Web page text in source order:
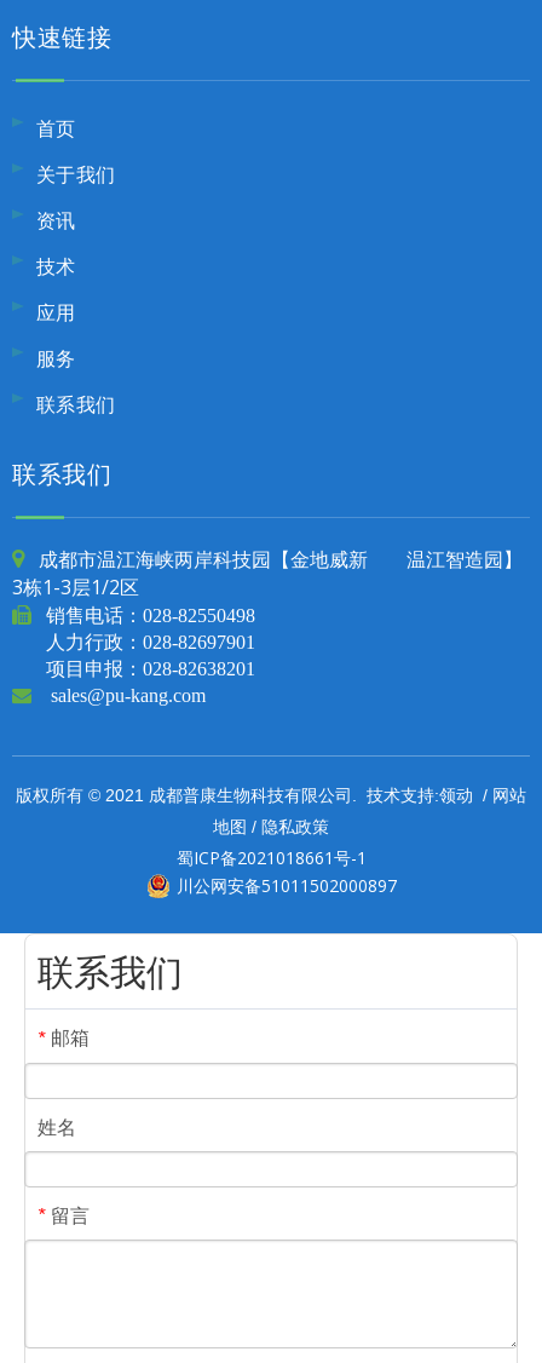
快速链接
首页
关于我们
资讯
技术
应用
服务
联系我们
联系我们

成都市温江海峡两岸科技园【金地威新 温江智造园】
3栋1-3层1/2区
 销售电话： 028-82550498
人力行政：028-82697901
项目申报：028-82638201
 sales@pu-kang.com
版权所有 © 2021 成都普康生物科技有限公司. 技术支持:领动 / 网站
地图 / 隐私政策
蜀ICP备2021018661号-1
川公网安备51011502000897
联系我们
* 邮箱
姓名
* 留言